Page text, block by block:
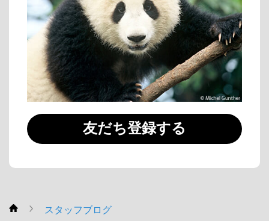
友だち登録する
WWF
スタッフブログ